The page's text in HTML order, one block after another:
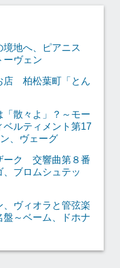
境地へ、ピアニス
ーヴェン
店 柏松葉町「とん
散々よ」？～モー
ベルティメント第17
、ヴェーグ
ーク 交響曲第８番
ブロムシュテッ
ヴィオラと管弦楽
～ベーム、ドホナ